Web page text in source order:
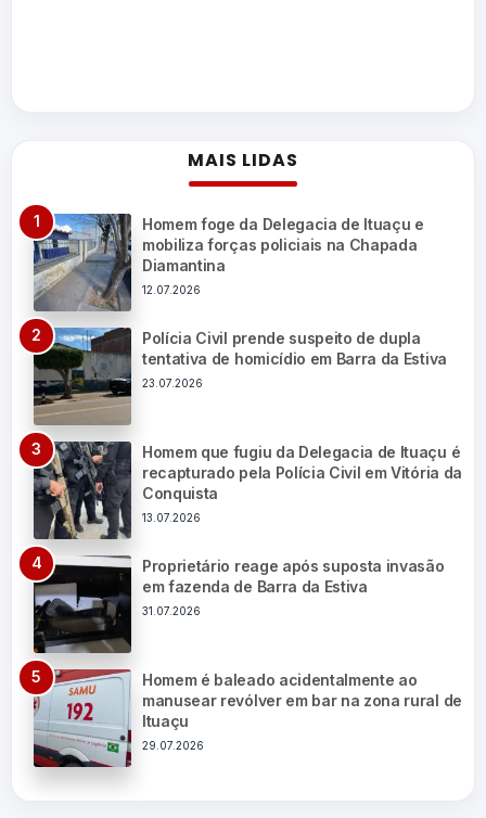
MAIS LIDAS
Homem foge da Delegacia de Ituaçu e
mobiliza forças policiais na Chapada
Diamantina
12.07.2026
Polícia Civil prende suspeito de dupla
tentativa de homicídio em Barra da Estiva
23.07.2026
Homem que fugiu da Delegacia de Ituaçu é
recapturado pela Polícia Civil em Vitória da
Conquista
13.07.2026
Proprietário reage após suposta invasão
em fazenda de Barra da Estiva
31.07.2026
Homem é baleado acidentalmente ao
manusear revólver em bar na zona rural de
Ituaçu
29.07.2026